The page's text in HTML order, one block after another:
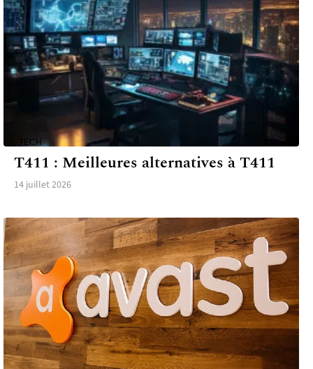
TECH
T411 : Meilleures alternatives à T411
14 juillet 2026